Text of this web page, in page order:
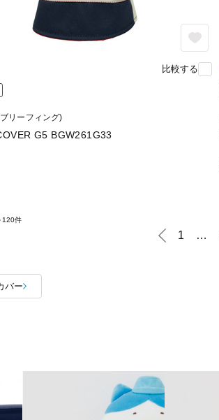
比較する
リーフィング)
G5 BGW261G33
120件
1 …
バー